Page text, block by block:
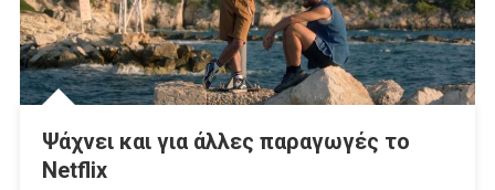
Ψάχνει και για άλλες παραγωγές το
Netflix